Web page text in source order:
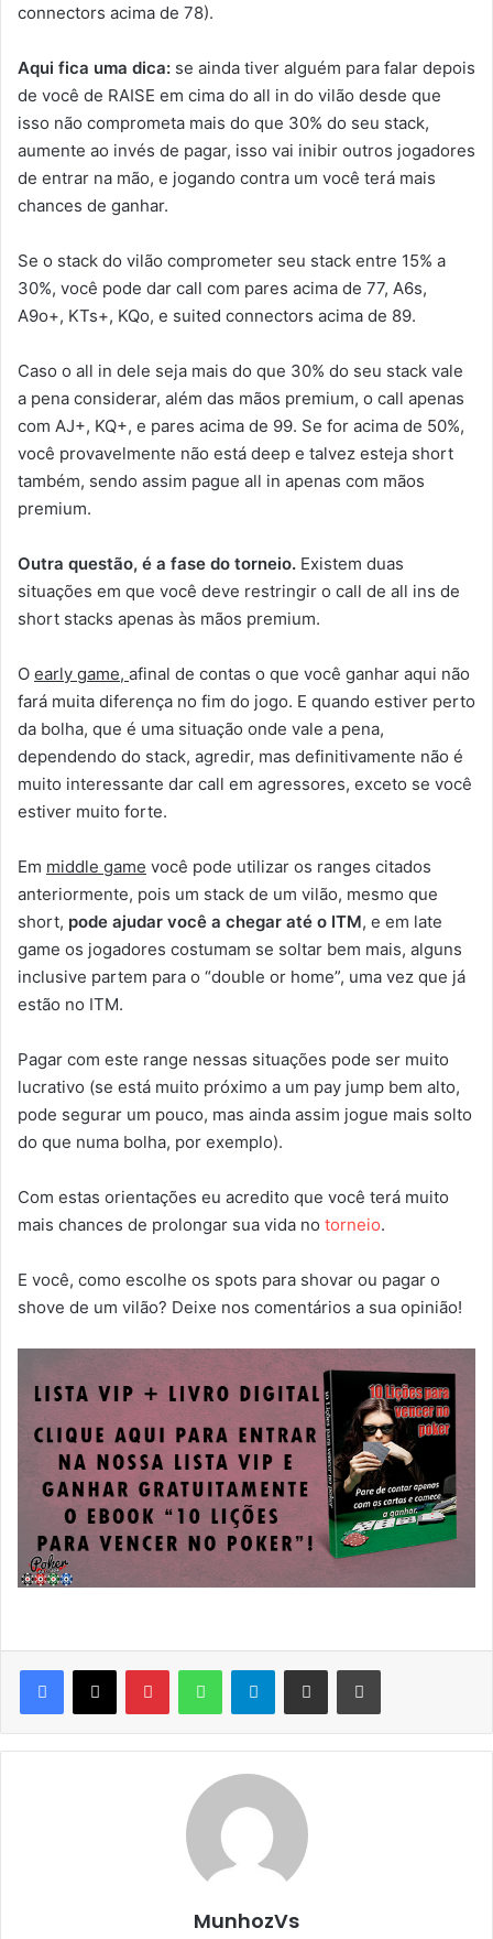
connectors acima de 78).
Aqui fica uma dica: se ainda tiver alguém para falar depois
de você de RAISE em cima do all in do vilão desde que
isso não comprometa mais do que 30% do seu stack,
aumente ao invés de pagar, isso vai inibir outros jogadores
de entrar na mão, e jogando contra um você terá mais
chances de ganhar.
Se o stack do vilão comprometer seu stack entre 15% a
30%, você pode dar call com pares acima de 77, A6s,
A9o+, KTs+, KQo, e suited connectors acima de 89.
Caso o all in dele seja mais do que 30% do seu stack vale
a pena considerar, além das mãos premium, o call apenas
com AJ+, KQ+, e pares acima de 99. Se for acima de 50%,
você provavelmente não está deep e talvez esteja short
também, sendo assim pague all in apenas com mãos
premium.
Outra questão, é a fase do torneio. Existem duas
situações em que você deve restringir o call de all ins de
short stacks apenas às mãos premium.
O early game, afinal de contas o que você ganhar aqui não
fará muita diferença no fim do jogo. E quando estiver perto
da bolha, que é uma situação onde vale a pena,
dependendo do stack, agredir, mas definitivamente não é
muito interessante dar call em agressores, exceto se você
estiver muito forte.
Em middle game você pode utilizar os ranges citados
anteriormente, pois um stack de um vilão, mesmo que
short, pode ajudar você a chegar até o ITM, e em late
game os jogadores costumam se soltar bem mais, alguns
inclusive partem para o “double or home”, uma vez que já
estão no ITM.
Pagar com este range nessas situações pode ser muito
lucrativo (se está muito próximo a um pay jump bem alto,
pode segurar um pouco, mas ainda assim jogue mais solto
do que numa bolha, por exemplo).
Com estas orientações eu acredito que você terá muito
mais chances de prolongar sua vida no torneio.
E você, como escolhe os spots para shovar ou pagar o
shove de um vilão? Deixe nos comentários a sua opinião!
MunhozVs